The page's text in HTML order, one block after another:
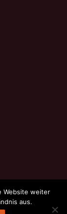
Website weiter
aus.